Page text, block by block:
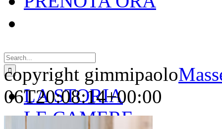
for:
LA STORIA
LE CAMERE
copyright gimmipaolo
06T20:08:14+00:00